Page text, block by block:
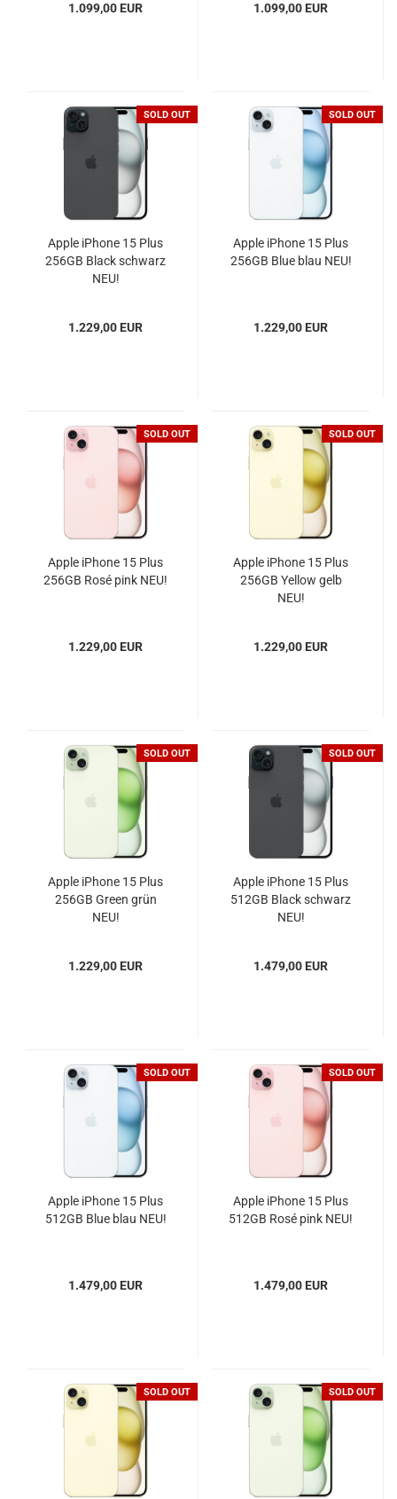
1.099,00 EUR 1.099,00 EUR
SOLD OUT
Apple iPhone 15 Plus
256GB Black schwarz
NEU!
1.229,00 EUR
SOLD OUT
Apple iPhone 15 Plus
256GB Blue blau NEU!
1.229,00 EUR
SOLD OUT
Apple iPhone 15 Plus
256GB Rosé pink NEU!
1.229,00 EUR
SOLD OUT
Apple iPhone 15 Plus
256GB Yellow gelb
NEU!
1.229,00 EUR
SOLD OUT
Apple iPhone 15 Plus
256GB Green grün
NEU!
1.229,00 EUR
SOLD OUT
Apple iPhone 15 Plus
512GB Black schwarz
NEU!
1.479,00 EUR
SOLD OUT
Apple iPhone 15 Plus
512GB Blue blau NEU!
1.479,00 EUR
SOLD OUT
Apple iPhone 15 Plus
512GB Rosé pink NEU!
1.479,00 EUR
SOLD OUT SOLD OUT